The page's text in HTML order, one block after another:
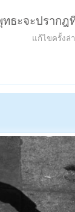
ทธะจะปรากฎ
แก้ไขครั้งล่